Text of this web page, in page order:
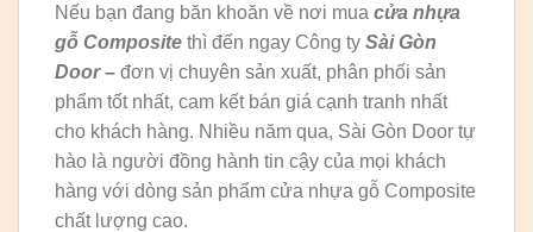
Nếu bạn đang băn khoăn về nơi mua cửa nhựa
gỗ Composite thì đến ngay Công ty Sài Gòn
Door– đơn vị chuyên sản xuất, phân phối sản
phẩm tốt nhất, cam kết bán giá cạnh tranh nhất
cho khách hàng. Nhiều năm qua, Sài Gòn Door tự
hào là người đồng hành tin cậy của mọi khách
hàng với dòng sản phẩm cửa nhựa gỗ Composite
chất lượng cao.